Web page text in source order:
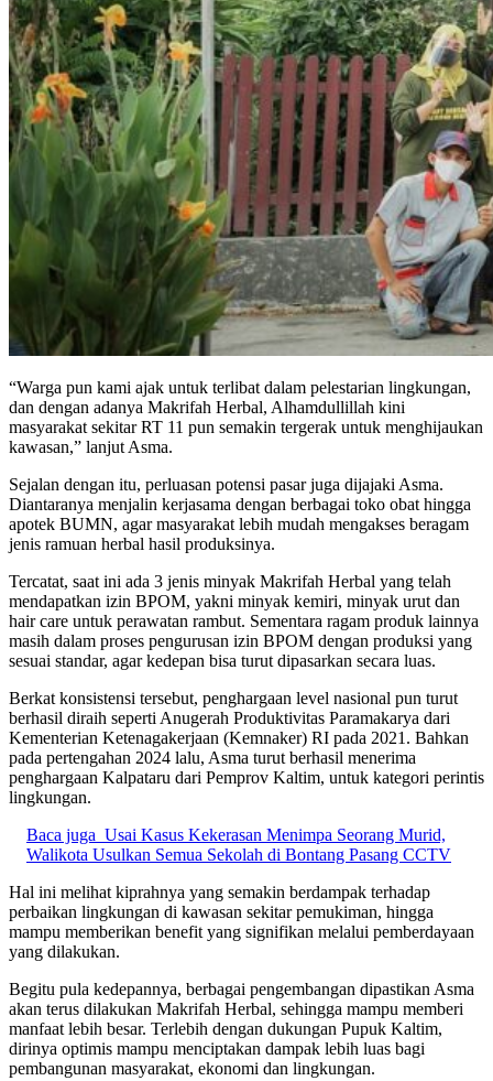
“Warga pun kami ajak untuk terlibat dalam pelestarian lingkungan,
dan dengan adanya Makrifah Herbal, Alhamdullillah kini
masyarakat sekitar RT 11 pun semakin tergerak untuk menghijaukan
kawasan,” lanjut Asma.
Sejalan dengan itu, perluasan potensi pasar juga dijajaki Asma.
Diantaranya menjalin kerjasama dengan berbagai toko obat hingga
apotek BUMN, agar masyarakat lebih mudah mengakses beragam
jenis ramuan herbal hasil produksinya.
Tercatat, saat ini ada 3 jenis minyak Makrifah Herbal yang telah
mendapatkan izin BPOM, yakni minyak kemiri, minyak urut dan
hair care untuk perawatan rambut. Sementara ragam produk lainnya
masih dalam proses pengurusan izin BPOM dengan produksi yang
sesuai standar, agar kedepan bisa turut dipasarkan secara luas.
Berkat konsistensi tersebut, penghargaan level nasional pun turut
berhasil diraih seperti Anugerah Produktivitas Paramakarya dari
Kementerian Ketenagakerjaan (Kemnaker) RI pada 2021. Bahkan
pada pertengahan 2024 lalu, Asma turut berhasil menerima
penghargaan Kalpataru dari Pemprov Kaltim, untuk kategori perintis
lingkungan.
Baca juga Usai Kasus Kekerasan Menimpa Seorang Murid,
Walikota Usulkan Semua Sekolah di Bontang Pasang CCTV
Hal ini melihat kiprahnya yang semakin berdampak terhadap
perbaikan lingkungan di kawasan sekitar pemukiman, hingga
mampu memberikan benefit yang signifikan melalui pemberdayaan
yang dilakukan.
Begitu pula kedepannya, berbagai pengembangan dipastikan Asma
akan terus dilakukan Makrifah Herbal, sehingga mampu memberi
manfaat lebih besar. Terlebih dengan dukungan Pupuk Kaltim,
dirinya optimis mampu menciptakan dampak lebih luas bagi
pembangunan masyarakat, ekonomi dan lingkungan.